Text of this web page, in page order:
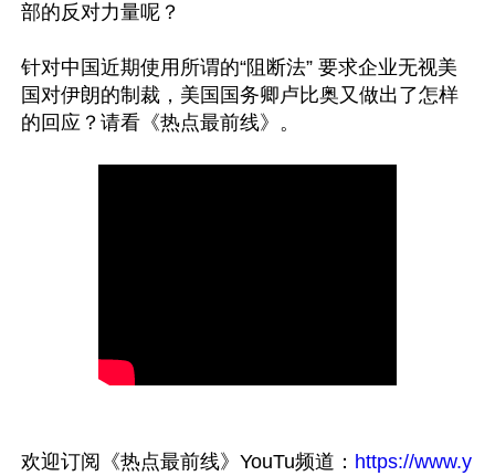
部的反对力量呢？
针对中国近期使用所谓的“阻断法” 要求企业无视美
国对伊朗的制裁，美国国务卿卢比奥又做出了怎样
欢迎订阅《热点最前线》YouTu频道： https://www.y